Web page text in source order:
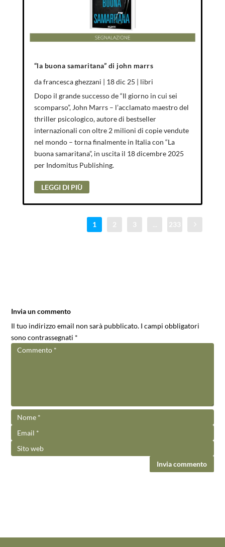
“la buona samaritana” di john marrs
dafrancesca ghezzani | 18 dic 25 | libri
Dopo il grande successo de “Il giorno in cui sei
scomparso”, John Marrs – l’acclamato maestro del
thriller psicologico, autore di bestseller
internazionali con oltre 2 milioni di copie vendute
nel mondo – torna finalmente in Italia con “La
buona samaritana”, in uscita il 18 dicembre 2025
per Indomitus Publishing.
LEGGI DI PIÙ
1 2 3 233
Invia un commento
Il tuo indirizzo email non sarà pubblicato. I campi obbligatori
sono contrassegnati *
Invia commento